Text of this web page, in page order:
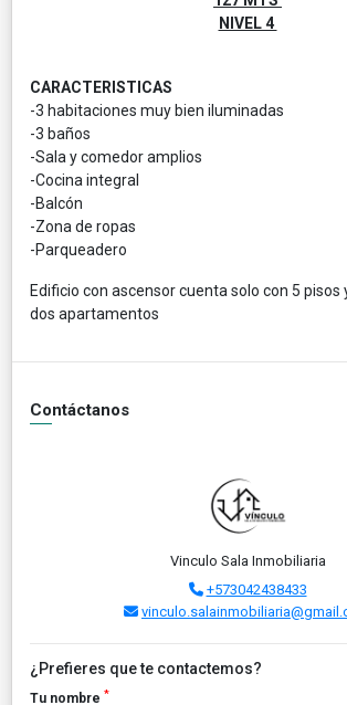
NIVEL 4
CARACTERISTICAS
-3 habitaciones muy bien iluminadas
-3 baños
-Sala y comedor amplios
-Cocina integral
-Balcón
-Zona de ropas
-Parqueadero
Edificio con ascensor cuenta solo con 5 pisos
dos apartamentos
Contáctanos
Vinculo Sala Inmobiliaria
+573042438433
¿Prefieres que te contactemos?
Tu nombre *